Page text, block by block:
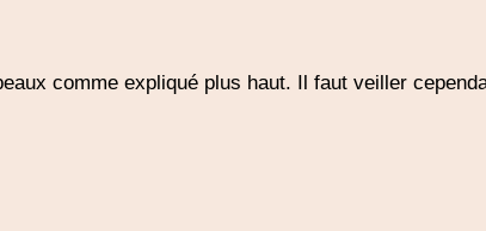
comme expliqué plus haut. Il faut veiller